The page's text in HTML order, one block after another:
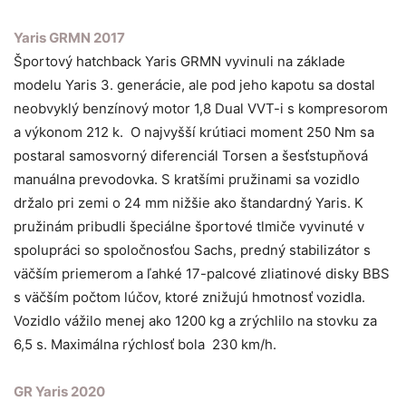
Yaris GRMN 2017
Športový hatchback Yaris GRMN vyvinuli na základe
modelu Yaris 3. generácie, ale pod jeho kapotu sa dostal
neobvyklý benzínový motor 1,8 Dual VVT-i s kompresorom
a výkonom 212 k. O najvyšší krútiaci moment 250 Nm sa
postaral samosvorný diferenciál Torsen a šesťstupňová
manuálna prevodovka. S kratšími pružinami sa vozidlo
držalo pri zemi o 24 mm nižšie ako štandardný Yaris. K
pružinám pribudli špeciálne športové tlmiče vyvinuté v
spolupráci so spoločnosťou Sachs, predný stabilizátor s
väčším priemerom a ľahké 17-palcové zliatinové disky BBS
s väčším počtom lúčov, ktoré znižujú hmotnosť vozidla.
Vozidlo vážilo menej ako 1200 kg a zrýchlilo na stovku za
6,5 s. Maximálna rýchlosť bola 230 km/h.
GR Yaris 2020